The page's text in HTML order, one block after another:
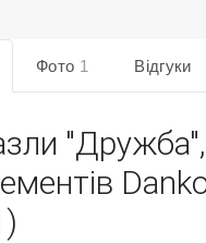
Фото 1 Відгуки
"Дружба",